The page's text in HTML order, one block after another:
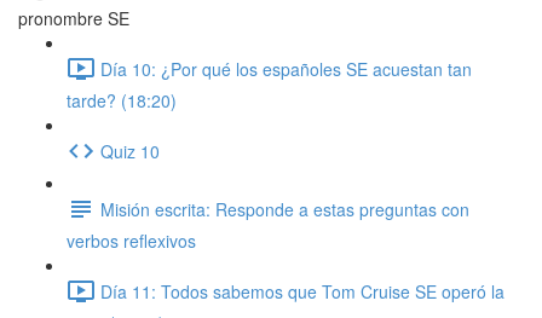
pronombre SE
Día 10: ¿Por qué los españoles SE acuestan tan
tarde? (18:20)
Quiz 10
Misión escrita: Responde a estas preguntas con
verbos reflexivos
Día 11: Todos sabemos que Tom Cruise SE operó la